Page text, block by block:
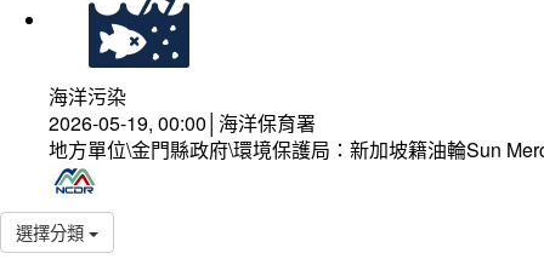
海洋污染
2026-05-19, 00:00│海洋保育署
地方單位\金門縣政府\環境保護局：新加坡籍油輪Sun
選擇分類